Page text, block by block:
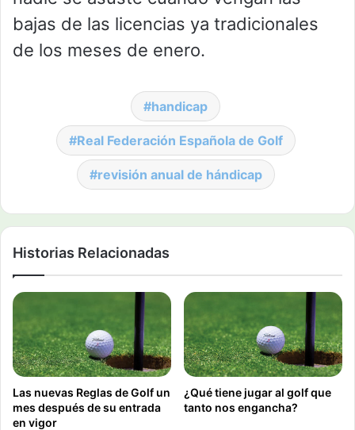
bajas de las licencias ya tradicionales
de los meses de enero.
handicap
Real Federación Española de Golf
revisión anual de hándicap
Historias Relacionadas
Las nuevas Reglas de Golf un
mes después de su entrada
en vigor
¿Qué tiene jugar al golf que
tanto nos engancha?